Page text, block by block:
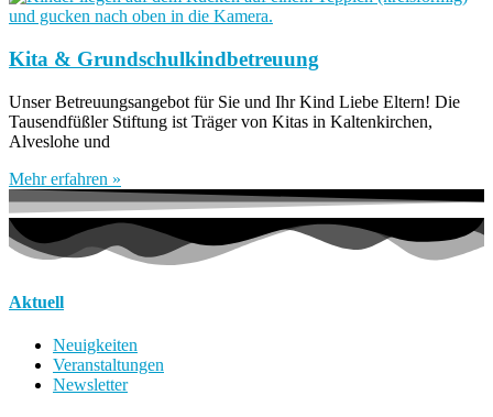
Kita & Grundschulkindbetreuung
Unser Betreuungsangebot für Sie und Ihr Kind Liebe Eltern! Die
Tausendfüßler Stiftung ist Träger von Kitas in Kaltenkirchen,
Alveslohe und
Mehr erfahren »
Aktuell
Neuigkeiten
Veranstaltungen
Newsletter